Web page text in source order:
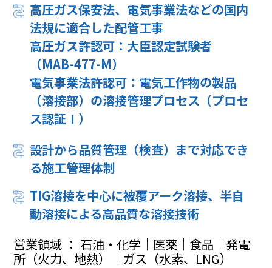
高圧ガス保安法、電気事業法などの国内
法規に適合した配管工事
高圧ガス許認可：大臣認定試験者
（MAB-477-M）
電気事業法許認可：電気工作物の製品
（溶接部）の溶接管理プロセス（プロセ
ス認証Ⅰ）
設計から品質管理（検査）まで対応でき
る施工管理体制
TIG溶接を中心に被覆アーク溶接、半自
動溶接による高品質な溶接技術
営業領域 ： 石油・化学｜医薬｜食品｜発電
所（火力、地熱）｜ガス（水素、LNG）